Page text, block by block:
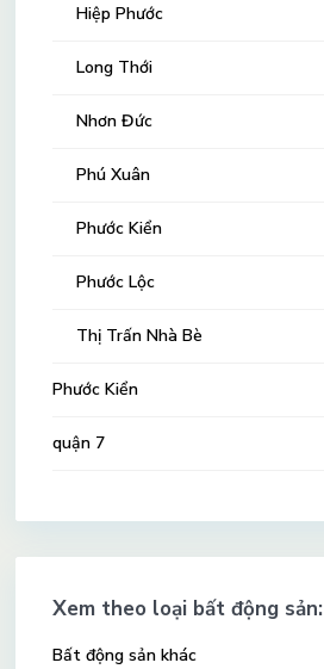
Hiệp Phước
Long Thới
Nhơn Đức
Phú Xuân
Phước Kiển
Phước Lộc
Thị Trấn Nhà Bè
Phước Kiển
quận 7
Xem theo loại bất động sản:
Bất động sản khác